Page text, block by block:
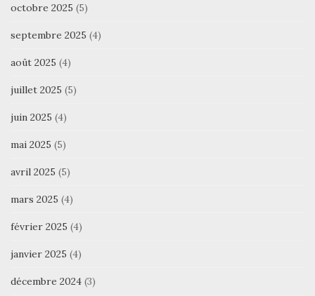
octobre 2025 (5)
septembre 2025 (4)
août 2025 (4)
juillet 2025 (5)
juin 2025 (4)
mai 2025 (5)
avril 2025 (5)
mars 2025 (4)
février 2025 (4)
janvier 2025 (4)
décembre 2024 (3)